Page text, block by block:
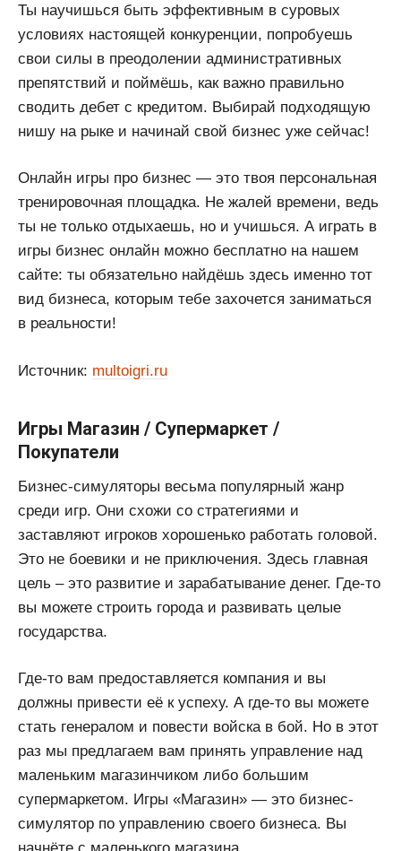
Ты научишься быть эффективным в суровых
условиях настоящей конкуренции, попробуешь
свои силы в преодолении административных
препятствий и поймёшь, как важно правильно
сводить дебет с кредитом. Выбирай подходящую
нишу на рыке и начинай свой бизнес уже сейчас!
Онлайн игры про бизнес — это твоя персональная
тренировочная площадка. Не жалей времени, ведь
ты не только отдыхаешь, но и учишься. А играть в
игры бизнес онлайн можно бесплатно на нашем
сайте: ты обязательно найдёшь здесь именно тот
вид бизнеса, которым тебе захочется заниматься
в реальности!
Источник: multoigri.ru
Игры Магазин / Супермаркет /
Покупатели
Бизнес-симуляторы весьма популярный жанр
среди игр. Они схожи со стратегиями и
заставляют игроков хорошенько работать головой.
Это не боевики и не приключения. Здесь главная
цель – это развитие и зарабатывание денег. Где-то
вы можете строить города и развивать целые
государства.
Где-то вам предоставляется компания и вы
должны привести её к успеху. А где-то вы можете
стать генералом и повести войска в бой. Но в этот
раз мы предлагаем вам принять управление над
маленьким магазинчиком либо большим
супермаркетом. Игры «Магазин» — это бизнес-
симулятор по управлению своего бизнеса. Вы